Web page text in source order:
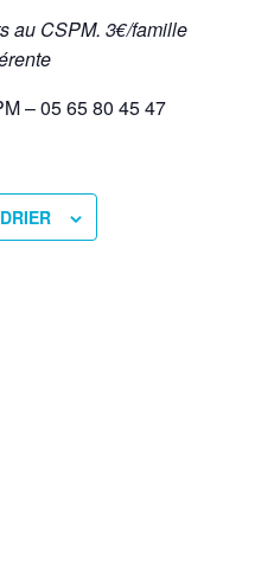
au CSPM. 3€/famille
– 05 65 80 45 47